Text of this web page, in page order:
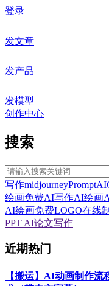
登录
发文章
发产品
发模型
创作中心
搜索
写作midjourneyPrompt
绘画免费AI写作AI绘画
AI绘画免费LOGO在线
PPT AI论文写作
近期热门
【搬运】AI动画制作